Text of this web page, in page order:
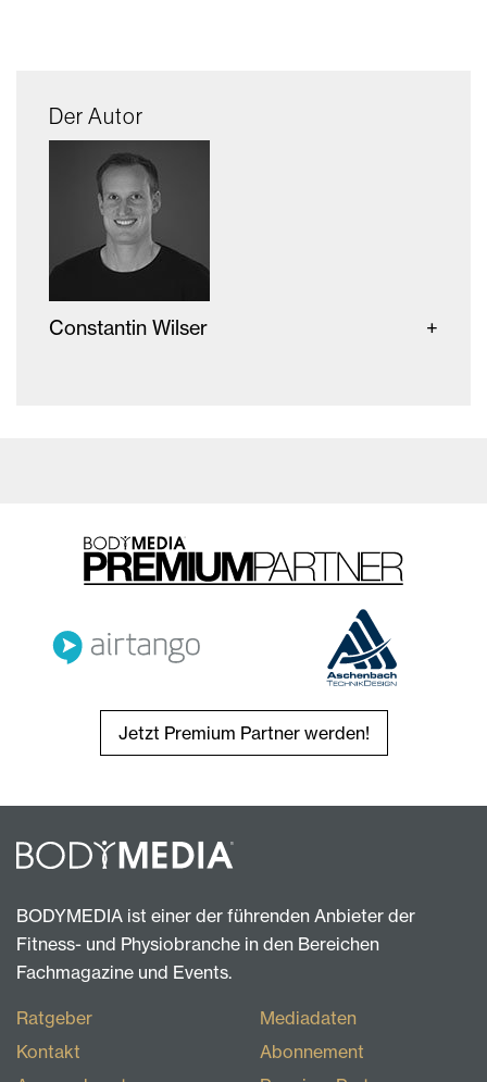
Der Autor
Constantin Wilser
Jetzt Premium Partner werden!
BODYMEDIA ist einer der führenden Anbieter der
Fitness- und Physiobranche in den Bereichen
Fachmagazine und Events.
Ratgeber
Kontakt
Mediadaten
Abonnement